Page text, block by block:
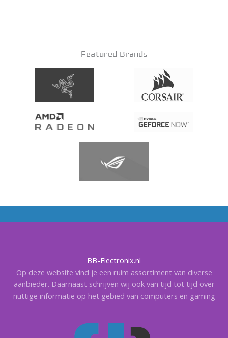
Featured Brands
BB-Electronix.nl
Op deze website vind je een ruim assortiment van diverse
aanbieder. Daarnaast schrijven wij ook van tijd tot tijd over
nuttige informatie op het gebied van computers en gaming